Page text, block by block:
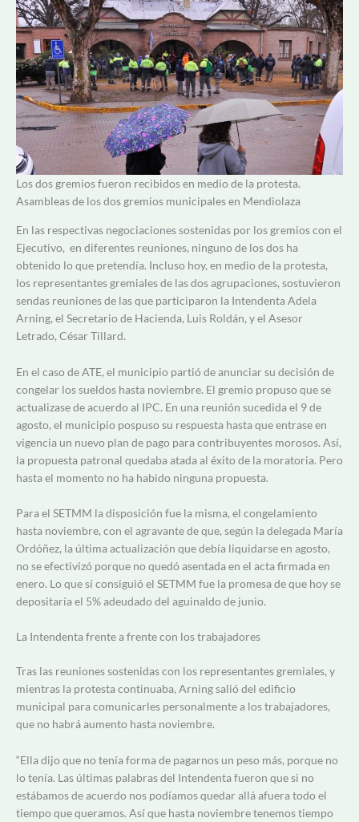
Los dos gremios fueron recibidos en medio de la protesta.
Asambleas de los dos gremios municipales en Mendiolaza
En las respectivas negociaciones sostenidas por los gremios con el
Ejecutivo, en diferentes reuniones, ninguno de los dos ha
obtenido lo que pretendía. Incluso hoy, en medio de la protesta,
los representantes gremiales de las dos agrupaciones, sostuvieron
sendas reuniones de las que participaron la Intendenta Adela
Arning, el Secretario de Hacienda, Luis Roldán, y el Asesor
Letrado, César Tillard.
En el caso de ATE, el municipio partió de anunciar su decisión de
congelar los sueldos hasta noviembre. El gremio propuso que se
actualizase de acuerdo al IPC. En una reunión sucedida el 9 de
agosto, el municipio pospuso su respuesta hasta que entrase en
vigencia un nuevo plan de pago para contribuyentes morosos. Así,
la propuesta patronal quedaba atada al éxito de la moratoria. Pero
hasta el momento no ha habido ninguna propuesta.
Para el SETMM la disposición fue la misma, el congelamiento
hasta noviembre, con el agravante de que, según la delegada María
Ordóñez, la última actualización que debía liquidarse en agosto,
no se efectivizó porque no quedó asentada en el acta firmada en
enero. Lo que sí consiguió el SETMM fue la promesa de que hoy se
depositaría el 5% adeudado del aguinaldo de junio.
La Intendenta frente a frente con los trabajadores
Tras las reuniones sostenidas con los representantes gremiales, y
mientras la protesta continuaba, Arning salió del edificio
municipal para comunicarles personalmente a los trabajadores,
que no habrá aumento hasta noviembre.
“Ella dijo que no tenía forma de pagarnos un peso más, porque no
lo tenía. Las últimas palabras del Intendenta fueron que si no
estábamos de acuerdo nos podíamos quedar allá afuera todo el
tiempo que queramos. Así que hasta noviembre tenemos tiempo